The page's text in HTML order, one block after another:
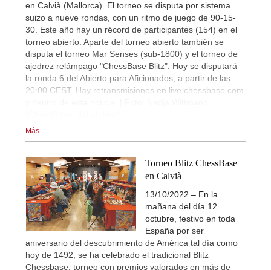
en Calvià (Mallorca). El torneo se disputa por sistema
suizo a nueve rondas, con un ritmo de juego de 90-15-
30. Este año hay un récord de participantes (154) en el
torneo abierto. Aparte del torneo abierto también se
disputa el torneo Mar Senses (sub-1800) y el torneo de
ajedrez relámpago "ChessBase Blitz". Hoy se disputará
la ronda 6 del Abierto para Aficionados, a partir de las
20:00 CEST. Hay retransmisiones en live.chessbase.com
Más...
Torneo Blitz ChessBase
en Calvià
13/10/2022 – En la
mañana del día 12
octubre, festivo en toda
España por ser
aniversario del descubrimiento de América tal día como
hoy de 1492, se ha celebrado el tradicional Blitz
Chessbase: torneo con premios valorados en más de